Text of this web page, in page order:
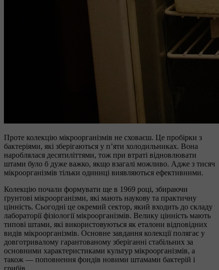
Проте колекцію мікроорганізмів не сховаєш. Це пробірки з
бактеріями, які зберігаються у п’яти холодильниках. Вона
нароблялася десятиліттями, тож при втраті відновлювати
штами було б дуже важко, якщо взагалі можливо. Адже з тисяч
мікроорганізмів тільки одиниці виявляються ефективними.
Колекцію почали формувати ще в 1969 році, збираючи
ґрунтові мікроорганізми, які мають наукову та практичну
цінність. Сьогодні це окремий сектор, який входить до складу
лабораторії фізіології мікроорганізмів. Велику цінність мають
типові штами, які використовуються як еталони відповідних
видів мікроорганізмів. Основне завдання колекції полягає у
довготривалому гарантованому зберіганні стабільних за
основними характеристиками культур мікроорганізмів, а
також — поповнення фондів новими штамами бактерій і
грибів.